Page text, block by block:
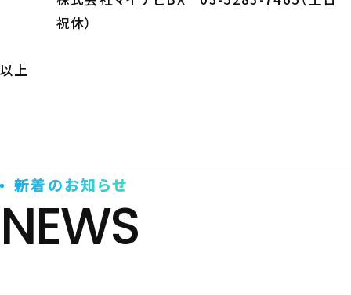
祝休）
以上
新着のお知らせ
NEWS